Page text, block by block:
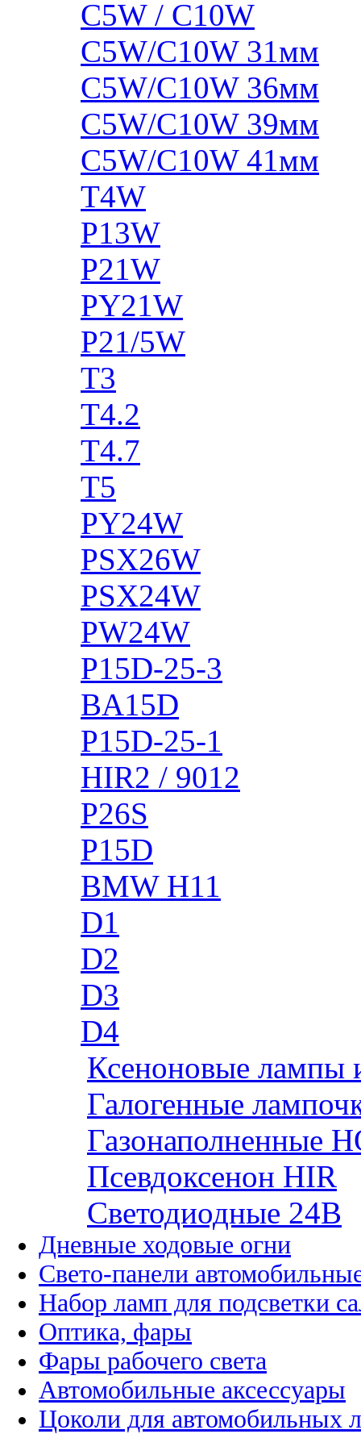
C5W / C10W
C5W/C10W 31мм
C5W/C10W 36мм
C5W/C10W 39мм
C5W/C10W 41мм
T4W
P13W
P21W
PY21W
P21/5W
T3
T4.2
T4.7
T5
PY24W
PSX26W
PSX24W
PW24W
P15D-25-3
BA15D
P15D-25-1
HIR2 / 9012
P26S
P15D
BMW H11
D1
D2
D3
D4
Ксеноновые лампы
Галогенные
Газонаполненные
Псевдоксенон HIR
Cветодиодные 24B
Дневные ходовые огни
Свето-панели
Набор ламп для подсветки
Оптика, фары
Фары рабочего света
Автомобильные аксессуары
Цоколи для автомобильных